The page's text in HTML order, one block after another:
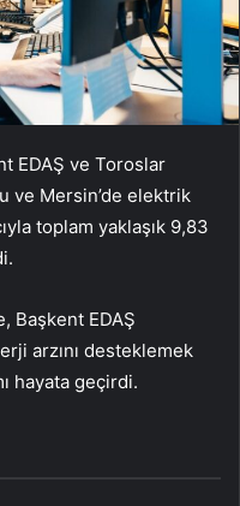
EDAŞ ve Toroslar
ve Mersin’de elektrik
toplam yaklaşık 9,83
Başkent EDAŞ
arzını desteklemek
hayata geçirdi.